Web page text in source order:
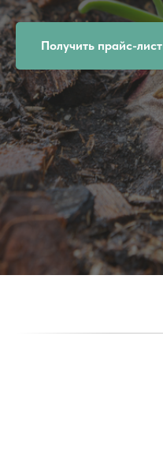
Получить прайс-лист